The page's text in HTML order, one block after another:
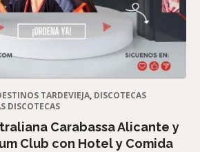
TARDEVIEJA, DISCOTECAS
DISCOTECAS
Carabassa Alicante y
Club con Hotel y Comida